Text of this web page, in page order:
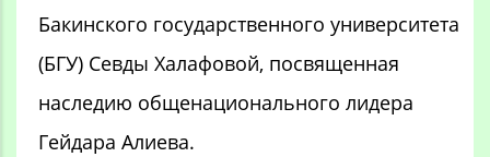
Бакинского государственного университета
(БГУ) Севды Халафовой, посвященная
наследию общенационального лидера
Гейдара Алиева.